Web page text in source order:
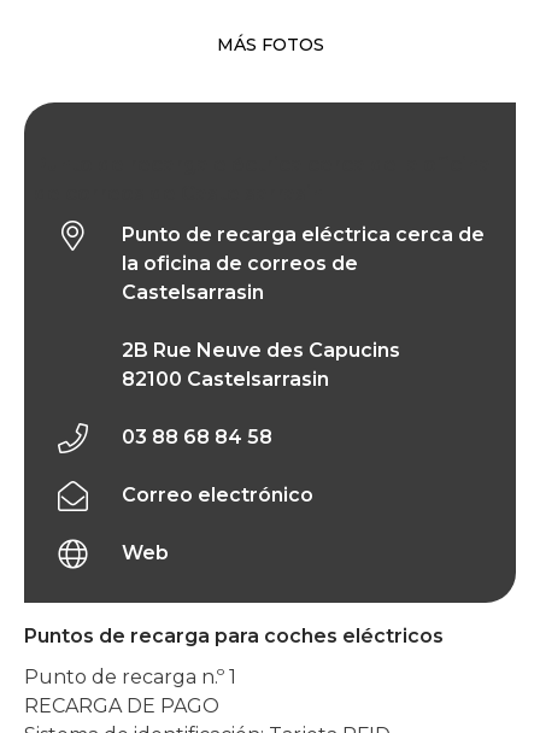
MÁS FOTOS
Puntos de recarga para coches eléctricos
Punto de recarga n.º 1
RECARGA DE PAGO
Punto de recarga eléctrica cerca de
la oficina de correos de
Castelsarrasin
2B Rue Neuve des Capucins
82100 Castelsarrasin
03 88 68 84 58
Correo electrónico
Web